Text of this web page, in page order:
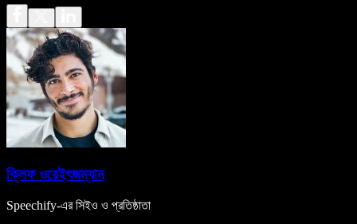
ক্লিফ ওয়েইৎজম্যান
Speechify-এর সিইও ও প্রতিষ্ঠাতা